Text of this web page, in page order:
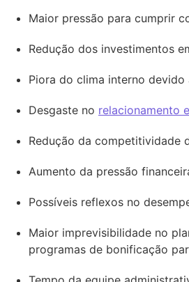
Maior pressão para cumprir
Redução dos investimentos
Piora do clima interno
Desgaste no relacionamento
Redução da competitividade
Aumento da pressão
Possíveis reflexos no
Maior imprevisibilidade no
programas de bonificação